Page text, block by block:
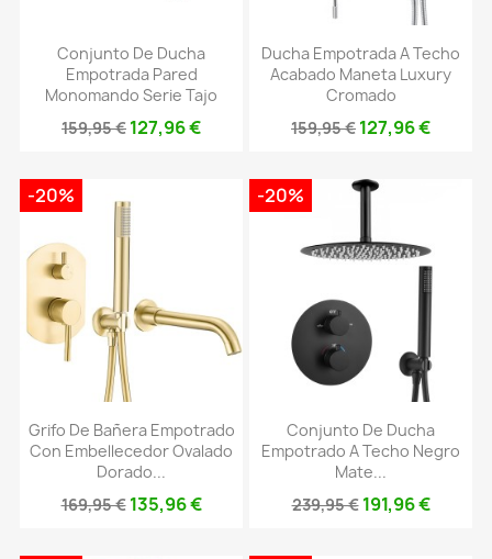
Conjunto De Ducha
Empotrada Pared
Monomando Serie Tajo
159,95 € 127,96 €
Ducha Empotrada A Techo
Acabado Maneta Luxury
Cromado
159,95 € 127,96 €
Grifo De Bañera Empotrado
Con Embellecedor Ovalado
Dorado...
169,95 € 135,96 €
-20%
Conjunto De Ducha
Empotrado A Techo Negro
Mate...
239,95 € 191,96 €
-20%